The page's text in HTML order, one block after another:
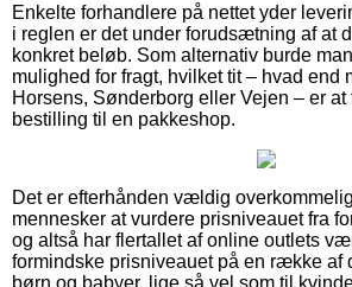
Enkelte forhandlere på nettet yder
i reglen er det under forudsætning af at
konkret beløb. Som alternativ burde
mulighed for fragt, hvilket tit – hvad end
Horsens, Sønderborg eller Vejen – er at
bestilling til en pakkeshop.
Det er efterhånden vældig
mennesker at vurdere prisniveauet fra
og altså har flertallet af online outlets
formindske prisniveauet på en række af
børn og babyer, lige så vel som til